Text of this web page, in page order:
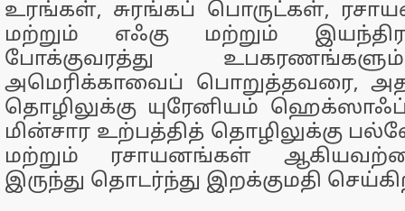
உரங்கள், சுரங்கப் பொருட்கள்,
மற்றும் எஃகு மற்றும்
போக்குவரத்து
அமெரிக்காவைப் பொறுத்தவரை,
தொழிலுக்கு யுரேனியம்
மின்சார உற்பத்தித் தொழிலுக்கு
மற்றும் ரசாயனங்கள்
இருந்து தொடர்ந்து இறக்குமதி